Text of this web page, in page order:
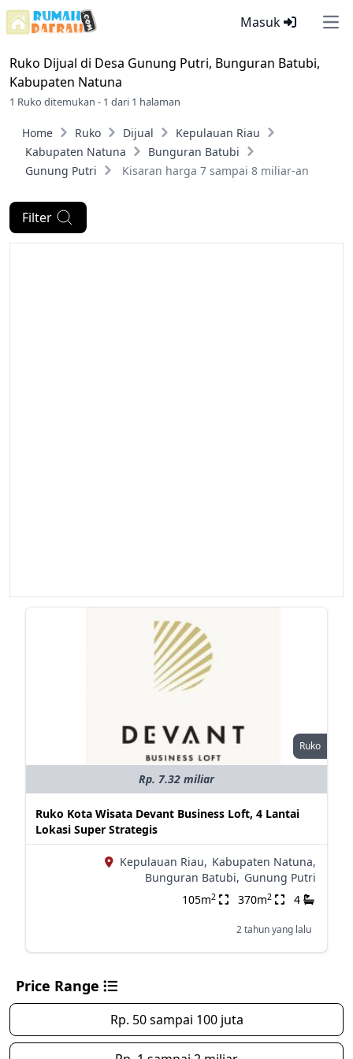
Masuk
Ruko Dijual di Desa Gunung Putri, Bunguran Batubi,
Kabupaten Natuna
1 Ruko ditemukan - 1 dari 1 halaman
Home Ruko Dijual
Kepulauan Riau
Kabupaten Natuna
Bunguran Batubi
Gunung Putri
Kisaran harga 7 sampai 8 miliar-an
Filter
Ruko
Rp. 7.32 miliar
Ruko Kota Wisata Devant Business Loft, 4 Lantai
Lokasi Super Strategis
Kepulauan Riau, Kabupaten Natuna,
Bunguran Batubi, Gunung Putri
105m2 370m2 4
2 tahun yang lalu
Price Range
Rp. 50 sampai 100 juta